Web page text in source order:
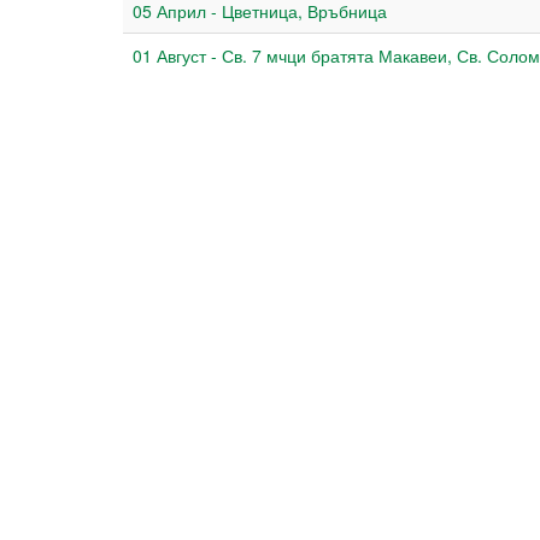
05 Април - Цветница, Връбница
01 Август - Св. 7 мчци братята Макавеи, Св.